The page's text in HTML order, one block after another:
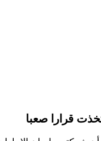
قرارا صعبا